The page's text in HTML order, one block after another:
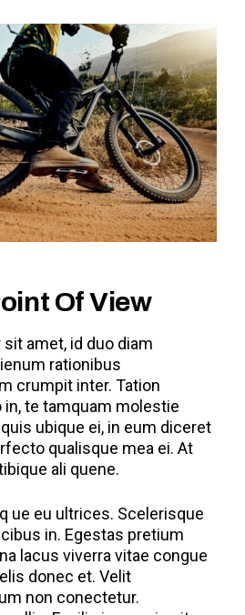
Of View
amet, id duo diam
rationibus
crumpit inter. Tation
te tamquam molestie
ubique ei, in eum diceret
qualisque mea ei. At
ali quene.
ue eu ultrices. Scelerisque
in. Egestas pretium
lacus viverra vitae congue
donec et. Velit
non conectetur.